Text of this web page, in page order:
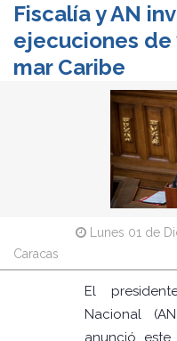
Fiscalía y AN
ejecuciones de
mar Caribe
Lunes 01 de
Caracas
El
Nacional
anunció